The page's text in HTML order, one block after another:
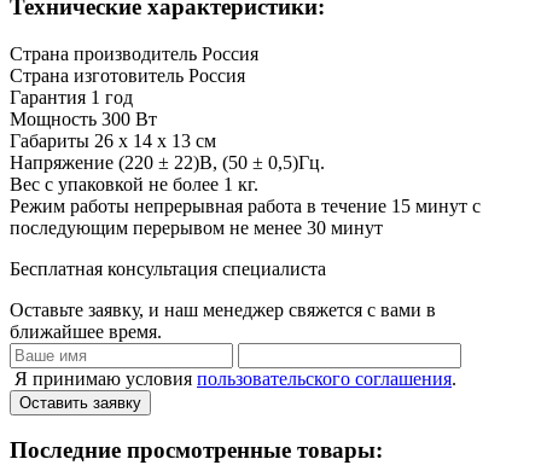
Технические характеристики:
Страна производитель Россия
Страна изготовитель Россия
Гарантия 1 год
Мощность 300 Вт
Габариты 26 х 14 х 13 см
Напряжение (220 ± 22)В, (50 ± 0,5)Гц.
Вес с упаковкой не более 1 кг.
Режим работы непрерывная работа в течение 15 минут с
последующим перерывом не менее 30 минут
Бесплатная консультация специалиста
Оставьте заявку, и наш менеджер свяжется с вами в
ближайшее время.
Я принимаю условия пользовательского соглашения.
Оставить заявку
Последние просмотренные товары: